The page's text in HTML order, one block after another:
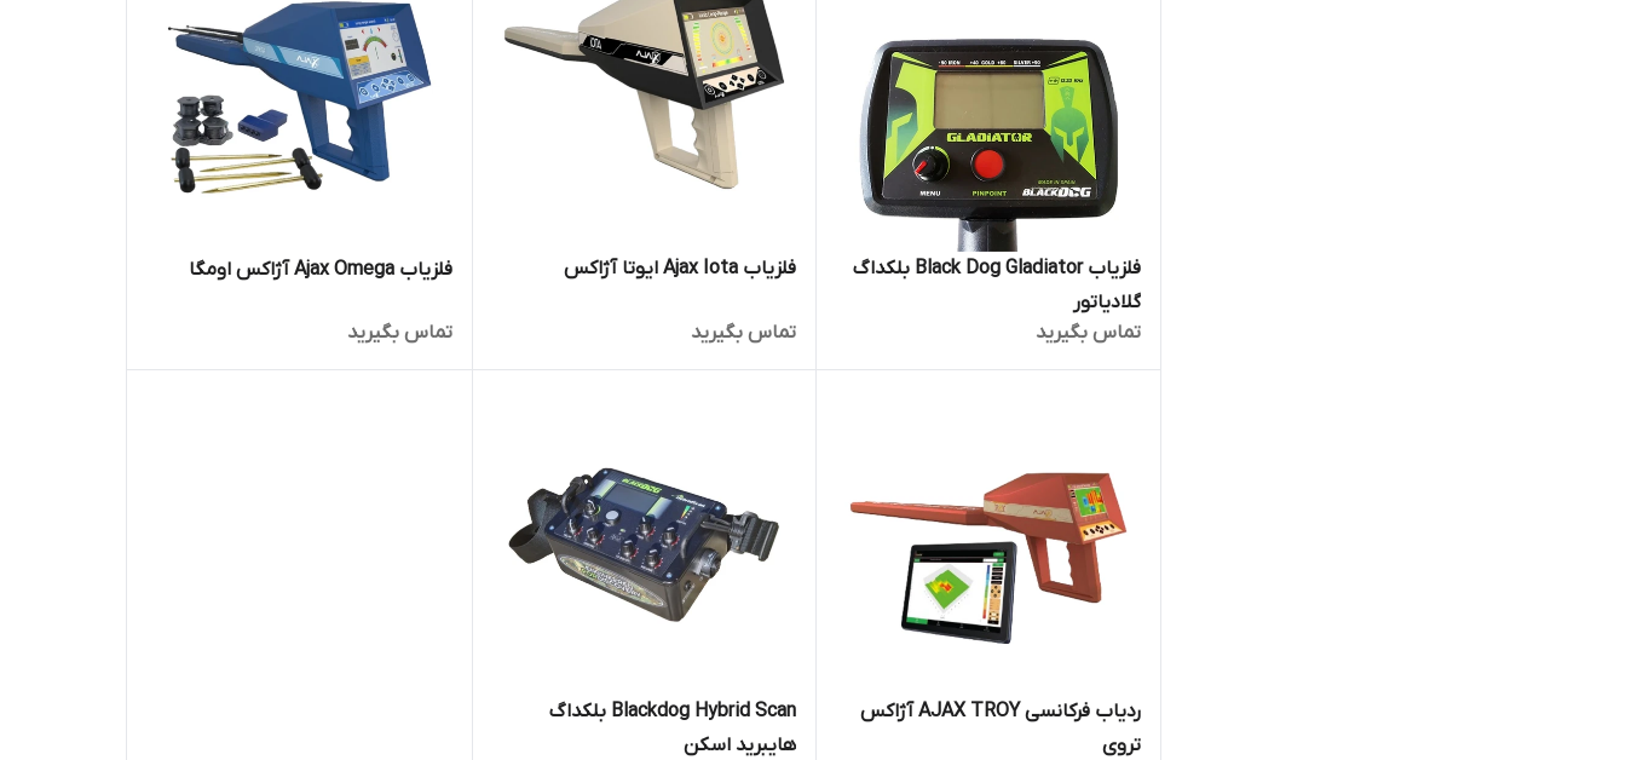
فلزیاب Black Dog Gladiator بلکداگ
گلادیاتور
تماس بگیرید
فلزیاب Ajax Iota ایوتا آژاکس
تماس بگیرید
فلزیاب Ajax Omega آژاکس اومگا
تماس بگیرید
ردیاب فرکانسی AJAX TROY آژاکس
تروی
Blackdog Hybrid Scan بلکداگ
هایبرید اسکن